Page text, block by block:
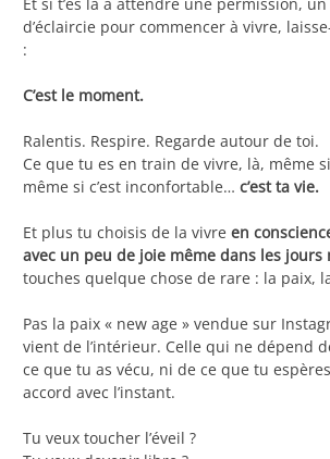
d’éclaircie pour commencer à vivre,
:
C’est le moment.
Ralentis. Respire. Regarde autour de toi.
Ce que tu es en train de vivre, là, même
même si c’est inconfortable… c’est ta vie.
Et plus tu choisis de la vivre en
avec un peu de joie même dans les jours
touches quelque chose de rare : la paix,
Pas la paix « new age » vendue sur
vient de l’intérieur. Celle qui ne dépend
ce que tu as vécu, ni de ce que tu
accord avec l’instant.
Tu veux toucher l’éveil ?